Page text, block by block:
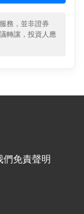
務，並非證券
轉讓，投資人應
們免責聲明